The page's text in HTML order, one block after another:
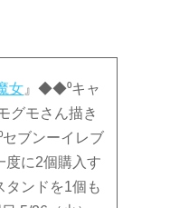
女 』◆◆⁰キャ
グモさん描き
セブンーイレブ
度に2個購入す
タンドを1個も